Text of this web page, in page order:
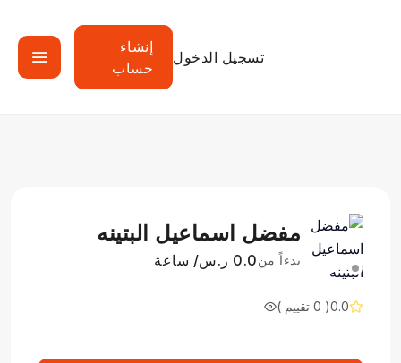
تسجيل الدخول
إنشاء
حساب
مفضل اسماعيل البتينه
بدءاً من0.0 ر.س/ ساعة
0.0( 0 تقييم )